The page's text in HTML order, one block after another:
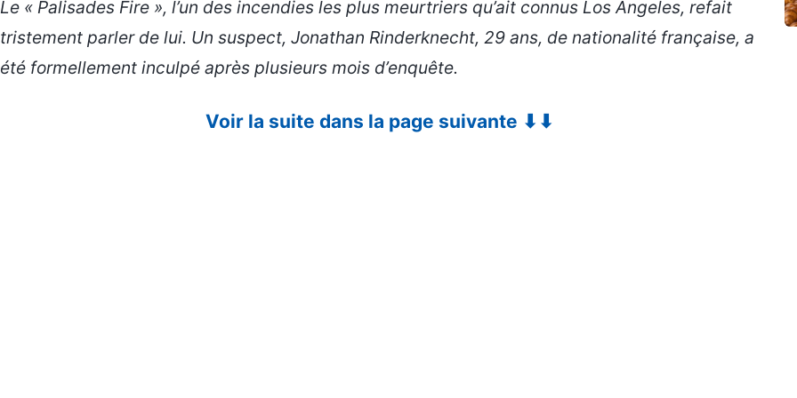
Le « Palisades Fire », l’un des incendies les plus meurtriers qu’ait connus Los Angeles, refait
tristement parler de lui. Un suspect, Jonathan Rinderknecht, 29 ans, de nationalité française, a
été formellement inculpé après plusieurs mois d’enquête.
Voir la suite dans la page suivante ⬇⬇